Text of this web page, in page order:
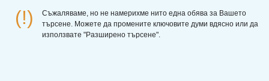
(!)
Съжаляваме, но не намерихме нито една обява за Вашето
търсене. Можете да промените ключовите думи вдясно или да
използвате "Разширено търсене".